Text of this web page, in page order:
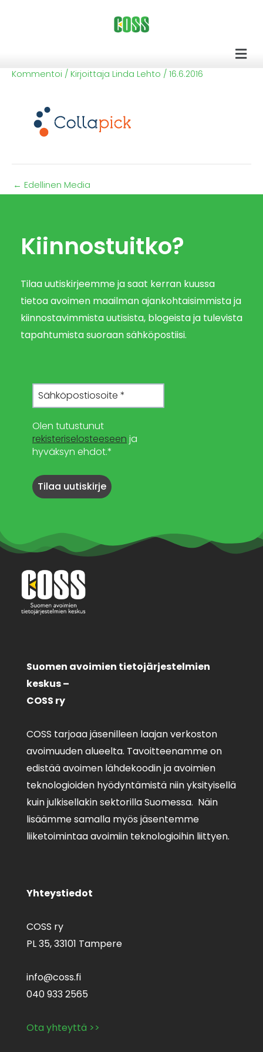
Kommentoi / Kirjoittaja Linda Lehto / 16.6.2016
← Edellinen Media
Kiinnostuitko?
Tilaa uutiskirjeemme ja saat kerran kuussa
tietoa avoimen maailman ajankohtaisimmista ja
kiinnostavimmista uutisista, blogeista ja tulevista
tapahtumista suoraan sähköpostiisi.
Olen tutustunut
rekisteriselosteeseen ja
hyväksyn ehdot.*
Suomen avoimien tietojärjestelmien
keskus –
COSS ry
COSS tarjoaa jäsenilleen laajan verkoston
avoimuuden alueelta. Tavoitteenamme on
edistää avoimen lähdekoodin ja avoimien
teknologioiden hyödyntämistä niin yksityisellä
kuin julkisellakin sektorilla Suomessa. Näin
lisäämme samalla myös jäsentemme
liiketoimintaa avoimiin teknologioihin liittyen.
Yhteystiedot
COSS ry
PL 35,33101 Tampere
info@coss.fi
040 933 2565
Ota yhteyttä >>